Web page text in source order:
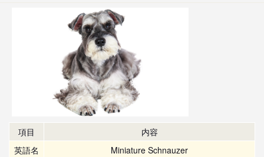
項目
内容
英語名
Miniature Schnauzer